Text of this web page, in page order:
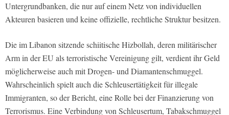
Untergrundbanken, die nur auf einem Netz von individuellen
Akteuren basieren und keine offizielle, rechtliche Struktur besitzen.
Die im Libanon sitzende schiitische Hizbollah, deren militärischer
Arm in der EU als terroristische Vereinigung gilt, verdient ihr Geld
möglicherweise auch mit Drogen- und Diamantenschmuggel.
Wahrscheinlich spielt auch die Schleusertätigkeit für illegale
Immigranten, so der Bericht, eine Rolle bei der Finanzierung von
Terrorismus. Eine Verbindung von Schleusertum, Tabakschmuggel